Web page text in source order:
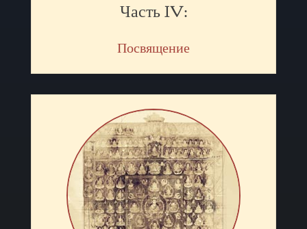
Часть IV:
Посвящение